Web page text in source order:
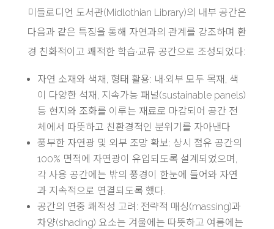
미들로디언 도서관(Midlothian Library)의 내부 공간은
다음과 같은 특징을 통해 자연과의 관계를 강조하며 환
경 친화적이고 쾌적한 학습·교류 공간으로 조성되었다:
자연 소재와 색채, 형태 활용: 내·외부 모두 목재, 색
이 다양한 석재, 지속가능 패널(sustainable panels)
등 현지와 조화를 이루는 재료로 마감되어 공간 전
체에서 따뜻하고 친환경적인 분위기를 자아낸다
풍부한 자연광 및 외부 조망 확보: 상시 점유 공간의
100% 면적에 자연광이 유입되도록 설계되었으며,
각 사용 공간에는 밖의 풍경이 한눈에 들어와 자연
과 지속적으로 연결되도록 했다.
공간의 연중 쾌적성 고려: 전략적 매싱(massing)과
차양(shading) 요소는 겨울에는 따뜻하고 여름에는